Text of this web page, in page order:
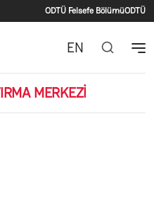
İkincil menü
ODTÜ Felsefe BölümüODTÜ
MERKEZİ
EN